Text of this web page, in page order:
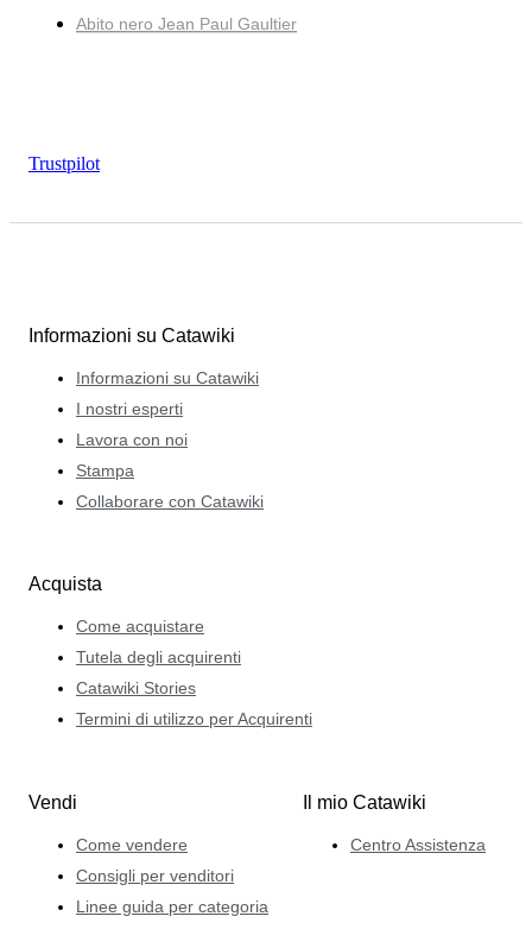
Abito nero Jean Paul Gaultier
Trustpilot
Informazioni su Catawiki
Informazioni su Catawiki
I nostri esperti
Lavora con noi
Stampa
Collaborare con Catawiki
Acquista
Come acquistare
Tutela degli acquirenti
Catawiki Stories
Termini di utilizzo per Acquirenti
Vendi
Come vendere
Consigli per venditori
Linee guida per categoria
Il mio Catawiki
Centro Assistenza